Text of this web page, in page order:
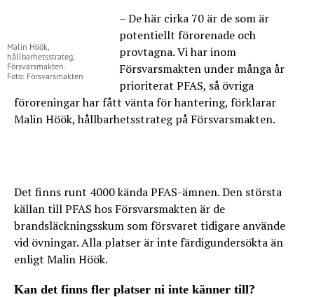
Malin Höök,
hållbarhetsstrateg,
Försvarsmakten.
Foto: Försvarsmakten
– De här cirka 70 är de som är
potentiellt förorenade och
provtagna. Vi har inom
Försvarsmakten under många år
prioriterat PFAS, så övriga
föroreningar har fått vänta för hantering, förklarar
Malin Höök, hållbarhetsstrateg på Försvarsmakten.
Det finns runt 4000 kända PFAS-ämnen. Den största
källan till PFAS hos Försvarsmakten är de
brandsläckningsskum som försvaret tidigare använde
vid övningar. Alla platser är inte färdigundersökta än
enligt Malin Höök.
Kan det finns fler platser ni inte känner till?